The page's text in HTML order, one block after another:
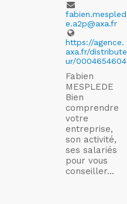
fabien.mespled
e.a2p@axa.fr
https://agence.
axa.fr/distribute
ur/0004654604
Fabien
MESPLEDE
Bien
comprendre
votre
entreprise,
son activité,
ses salariés
pour vous
conseiller...